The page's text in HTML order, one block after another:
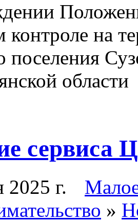
на
поселения
области
сервиса
2025 г.
»